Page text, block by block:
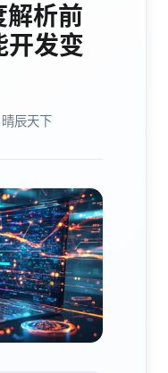
解析前
开发变
晴辰天下